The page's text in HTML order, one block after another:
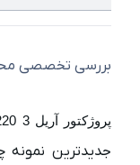
بررسی تخصصی
پروژکتور آریل 3 220 وات 60 درجه گلنور ،
جدیدترین نمونه